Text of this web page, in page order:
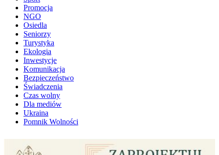
Promocja
NGO
Osiedla
Seniorzy
Turystyka
Ekologia
Inwestycje
Komunikacja
Bezpieczeństwo
Świadczenia
Czas wolny
Dla mediów
Ukraina
Pomnik Wolności